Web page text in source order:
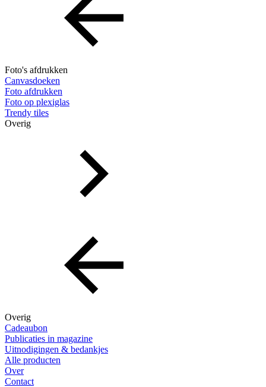
Foto's afdrukken
Canvasdoeken
Foto afdrukken
Foto op plexiglas
Trendy tiles
Overig
Overig
Cadeaubon
Publicaties in magazine
Uitnodigingen & bedankjes
Alle producten
Over
Contact